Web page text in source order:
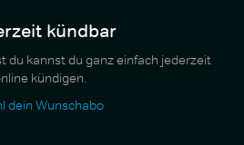
kündbar
du kannst du ganz einfach jederzeit
kündigen.
dein Wunschabo